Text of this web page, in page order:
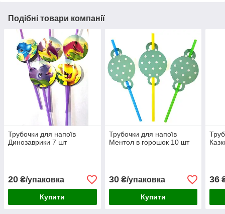
Подібні товари компанії
Трубочки для напоїв
Динозаврики 7 шт
20 ₴/упаковка
Купити
Трубочки для напоїв
Ментол в горошок 10 шт
30₴/упаковка
Купити
36